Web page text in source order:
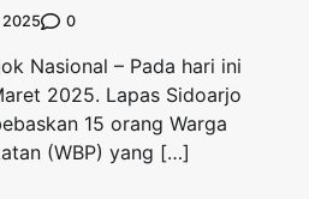
0
Nasional – Pada hari ini
2025. Lapas Sidoarjo
15 orang Warga
(WBP) yang […]